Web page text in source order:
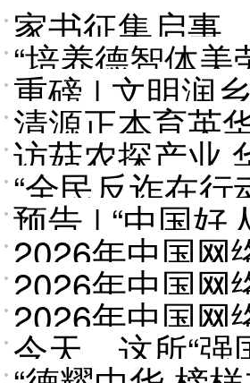
家书征集启事
“培养德智体
平总书记的重
重磅 | 文明润
清源正本育英
评
访菇农探产业
“全民反诈在
预告 | “中国好
2026年中国网
举行
2026年中国网
2026年中国网
南宁举行
今天，这所“